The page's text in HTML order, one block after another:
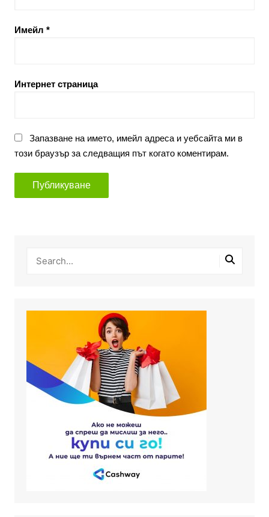
Имейл *
Интернет страница
Запазване на името, имейл адреса и уебсайта ми в
този браузър за следващия път когато коментирам.